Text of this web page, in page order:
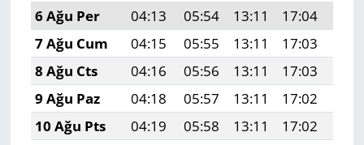
6 Ağu Per
04:13 05:54 13:11 17:04
7 Ağu Cum
04:15 05:55 13:11 17:03
8 Ağu Cts
04:16 05:56 13:11 17:03
9 Ağu Paz
04:18 05:57 13:11 17:02
10 Ağu Pts
04:19 05:58 13:11 17:02